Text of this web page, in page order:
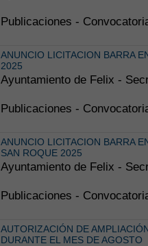
Publicaciones -
ANUNCIO LICITACION BARRA
2025
Ayuntamiento de Felix -
Publicaciones -
ANUNCIO LICITACION BARRA
SAN ROQUE 2025
Ayuntamiento de Felix -
Publicaciones -
AUTORIZACIÓN DE
DURANTE EL MES DE AGOSTO